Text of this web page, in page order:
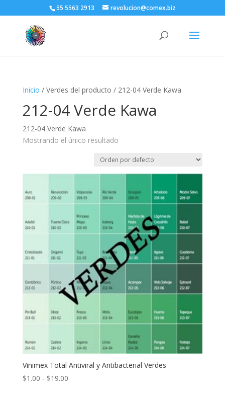
55 5563 2913 revolucion@comex.biz
Inicio / Verdes del producto / 212-04 Verde Kawa
212-04 Verde Kawa
212-04 Verde Kawa
Mostrando el único resultado
Vinimex Total Antiviral y Antibacterial Verdes
$1.00 - $19.00Rango